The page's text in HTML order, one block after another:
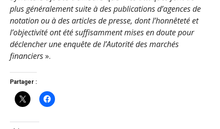
plus généralement suite à des publications d’agences de
notation ou à des articles de presse, dont l’honnêteté et
l’objectivité ont été suffisamment mises en doute pour
déclencher une enquête de l’Autorité des marchés
financiers».
Partager :